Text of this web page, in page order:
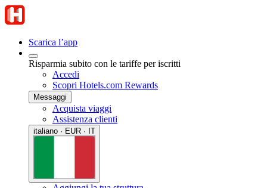
Scarica l’app
Risparmia subito con le tariffe per iscritti
Accedi
Scopri Hotels.com Rewards
Messaggi
Acquista viaggi
Assistenza clienti
italiano · EUR · IT